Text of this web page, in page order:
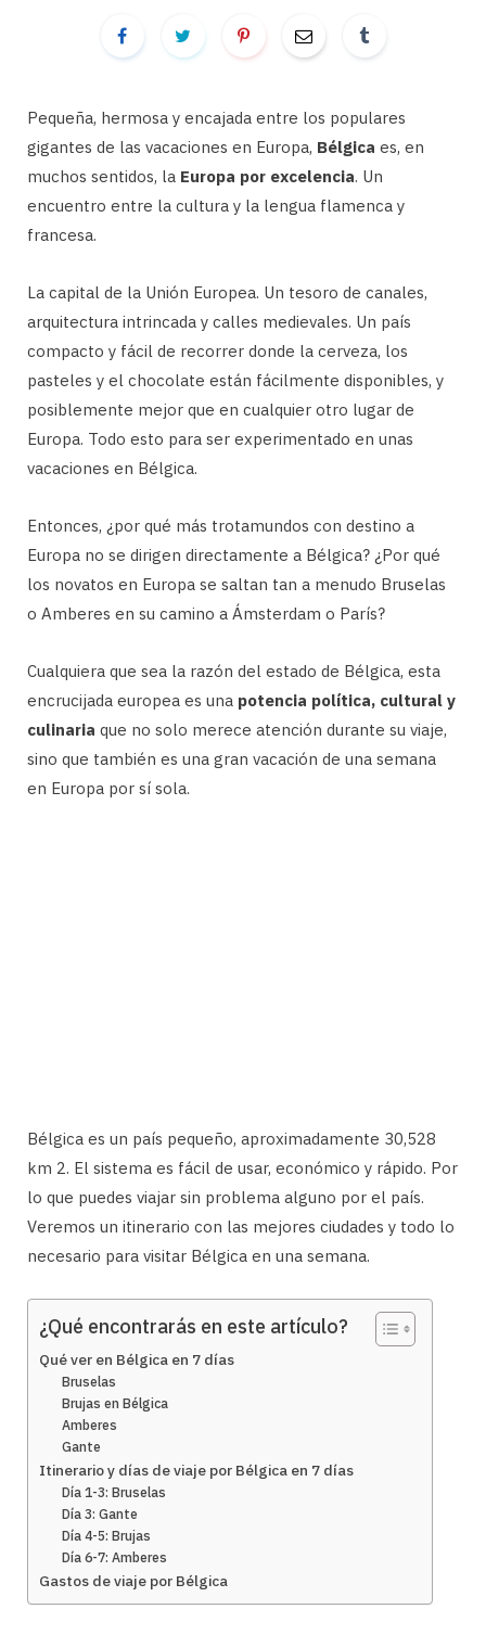
Pequeña, hermosa y encajada entre los populares
gigantes de las vacaciones en Europa, Bélgica es, en
muchos sentidos, la Europa por excelencia. Un
encuentro entre la cultura y la lengua flamenca y
francesa.
La capital de la Unión Europea. Un tesoro de canales,
arquitectura intrincada y calles medievales. Un país
compacto y fácil de recorrer donde la cerveza, los
pasteles y el chocolate están fácilmente disponibles, y
posiblemente mejor que en cualquier otro lugar de
Europa. Todo esto para ser experimentado en unas
vacaciones en Bélgica.
Entonces, ¿por qué más trotamundos con destino a
Europa no se dirigen directamente a Bélgica? ¿Por qué
los novatos en Europa se saltan tan a menudo Bruselas
o Amberes en su camino a Ámsterdam o París?
Cualquiera que sea la razón del estado de Bélgica, esta
encrucijada europea es una potencia política, cultural y
culinaria que no solo merece atención durante su viaje,
sino que también es una gran vacación de una semana
en Europa por sí sola.
Bélgica es un país pequeño, aproximadamente 30,528
km 2. El sistema es fácil de usar, económico y rápido. Por
lo que puedes viajar sin problema alguno por el país.
Veremos un itinerario con las mejores ciudades y todo lo
necesario para visitar Bélgica en una semana.
¿Qué encontrarás en este artículo?
Qué ver en Bélgica en 7 días
Bruselas
Brujas en Bélgica
Amberes
Gante
Itinerario y días de viaje por Bélgica en 7 días
Día 1-3: Bruselas
Día 3: Gante
Día 4-5: Brujas
Día 6-7: Amberes
Gastos de viaje por Bélgica